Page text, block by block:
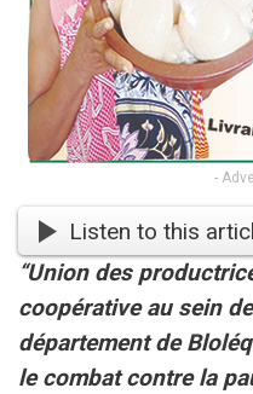
-
Listen to this
‘‘Union des
coopérative au sein
département de
le combat contre la